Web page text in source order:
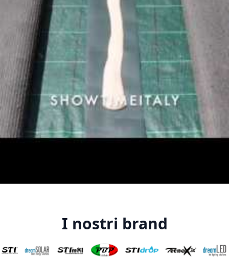
I nostri brand